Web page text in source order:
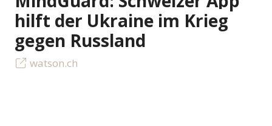
hilft der Ukraine im Krieg
gegen Russland
watson.ch